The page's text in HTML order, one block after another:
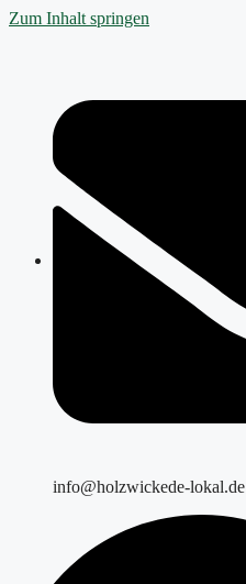
Zum Inhalt springen
info@holzwickede-lokal.de